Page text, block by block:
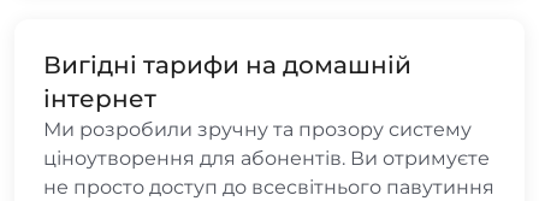
Вигідні тарифи на домашній
інтернет
Ми розробили зручну та прозору систему
ціноутворення для абонентів. Ви отримуєте
не просто доступ до всесвітнього павутиння